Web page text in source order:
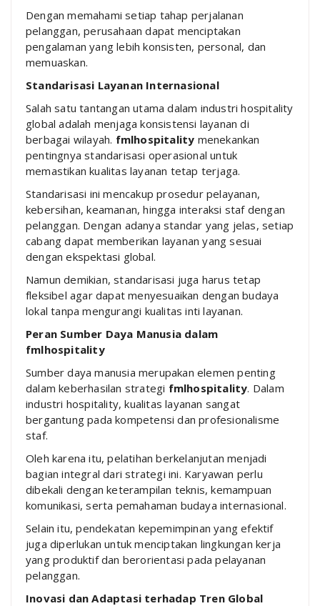
Dengan memahami setiap tahap perjalanan
pelanggan, perusahaan dapat menciptakan
pengalaman yang lebih konsisten, personal, dan
memuaskan.
Standarisasi Layanan Internasional
Salah satu tantangan utama dalam industri hospitality
global adalah menjaga konsistensi layanan di
berbagai wilayah. fmlhospitality menekankan
pentingnya standarisasi operasional untuk
memastikan kualitas layanan tetap terjaga.
Standarisasi ini mencakup prosedur pelayanan,
kebersihan, keamanan, hingga interaksi staf dengan
pelanggan. Dengan adanya standar yang jelas, setiap
cabang dapat memberikan layanan yang sesuai
dengan ekspektasi global.
Namun demikian, standarisasi juga harus tetap
fleksibel agar dapat menyesuaikan dengan budaya
lokal tanpa mengurangi kualitas inti layanan.
Peran Sumber Daya Manusia dalam
fmlhospitality
Sumber daya manusia merupakan elemen penting
dalam keberhasilan strategi fmlhospitality. Dalam
industri hospitality, kualitas layanan sangat
bergantung pada kompetensi dan profesionalisme
staf.
Oleh karena itu, pelatihan berkelanjutan menjadi
bagian integral dari strategi ini. Karyawan perlu
dibekali dengan keterampilan teknis, kemampuan
komunikasi, serta pemahaman budaya internasional.
Selain itu, pendekatan kepemimpinan yang efektif
juga diperlukan untuk menciptakan lingkungan kerja
yang produktif dan berorientasi pada pelayanan
pelanggan.
Inovasi dan Adaptasi terhadap Tren Global